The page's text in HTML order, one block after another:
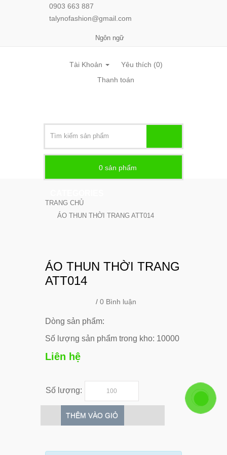
0903 663 887
talynofashion@gmail.com
Ngôn ngữ
Tài Khoản
Yêu thích (0)
Thanh toán
0 sản phẩm -
TRANG CHỦ
ÁO THUN THỜI TRANG ATT014
ÁO THUN THỜI TRANG
ATT014
/ 0 Bình luận
Dòng sản phẩm:
Số lượng sản phẩm trong kho: 10000
Liên hệ
Số lượng:
THÊM VÀO GIỎ